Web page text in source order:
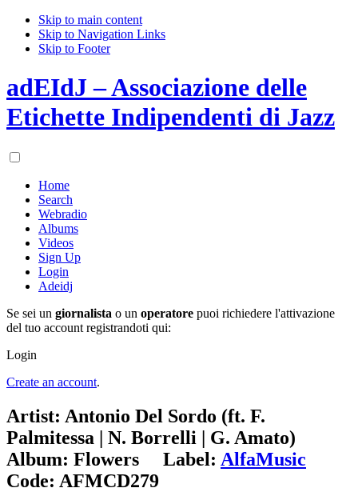
Skip to main content
Skip to Navigation Links
Skip to Footer
adEIdJ – Associazione delle
Etichette Indipendenti di Jazz
Home
Search
Webradio
Albums
Videos
Sign Up
Login
Adeidj
Se sei un giornalista o un operatore puoi richiedere l'attivazione
del tuo account registrandoti qui:
Login
Create an account.
Artist: Antonio Del Sordo (ft. F.
Palmitessa | N. Borrelli | G. Amato)
Album: Flowers Label: AlfaMusic
Code: AFMCD279